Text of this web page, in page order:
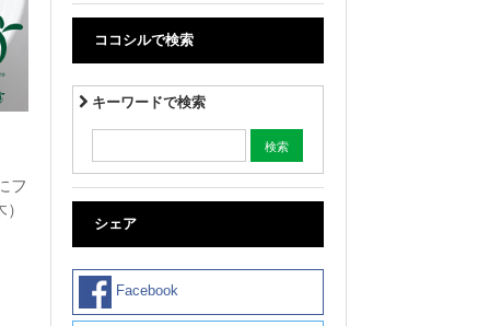
フ
ココシルで検索
キーワードで検索
シェア
Facebook